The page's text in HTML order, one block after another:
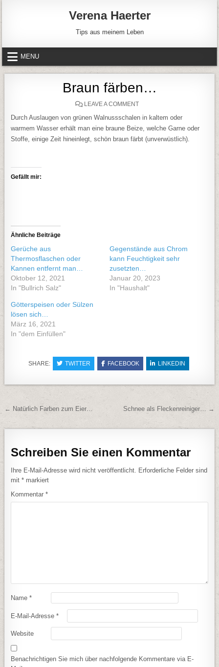
Verena Haerter
Tips aus meinem Leben
MENU
Braun färben…
LEAVE A COMMENTON BRAUN FÄRBEN…
Durch Auslaugen von grünen Walnussschalen in kaltem oder
warmem Wasser erhält man eine braune Beize, welche Garne oder
Stoffe, einige Zeit hineinlegt, schön braun färbt (unverwüstlich).
Gefällt mir:
Ähnliche Beiträge
Gerüche aus
Thermosflaschen oder
Kannen entfernt man…
Oktober 12, 2021
In "Bullrich Salz"
Gegenstände aus Chrom
kann Feuchtigkeit sehr
zusetzten…
Januar 20, 2023
In "Haushalt"
Götterspeisen oder Sülzen
lösen sich…
März 16, 2021
In "dem Einfüllen"
SHARE: TWITTER FACEBOOK LINKEDIN
BeitragsnavigationSchnee als Fleckenreiniger… →
← Natürlich Farben zum Eier…
Schreiben Sie einen Kommentar
Ihre E-Mail-Adresse wird nicht veröffentlicht.
Erforderliche Felder sind
mit* markiert
Kommentar*
Name*
E-Mail-Adresse*
Website
Benachrichtigen Sie mich über nachfolgende Kommentare via E-